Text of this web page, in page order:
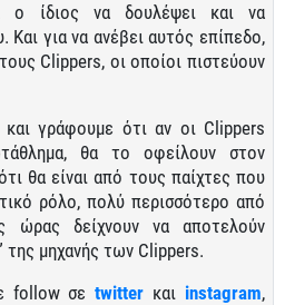
ο ίδιος να δουλέψει και να
Και για να ανέβει αυτός επίπεδο,
Clippers, οι οποίοι πιστεύουν
γράφουμε ότι αν οι Clippers
θα το οφείλουν στον
θα είναι από τους παίχτες που
ρόλο, πολύ περισσότερο από
ώρας δείχνουν να αποτελούν
της μηχανής των Clippers.
follow σεtwitter και instagram,